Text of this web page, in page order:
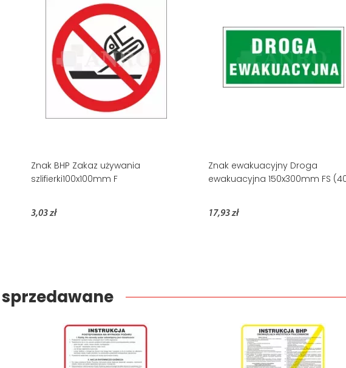
Znak BHP Zakaz używania
szlifierki100x100mm F
3,03 zł
Znak ewakuacyjny Droga
ewakuacyjna 150x300mm FS
17,93 zł